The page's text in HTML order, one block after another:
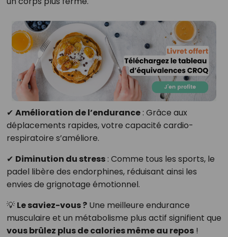
✔ Amélioration de l’endurance: Grâce aux
déplacements rapides, votre capacité cardio-
respiratoire s’améliore.
✔ Diminution du stress: Comme tous les sports, le
padel libère des endorphines, réduisant ainsi les
envies de grignotage émotionnel.
💡 Le saviez-vous ?Une meilleure endurance
musculaire et un métabolisme plus actif signifient que
vous brûlez plus de calories même au repos!